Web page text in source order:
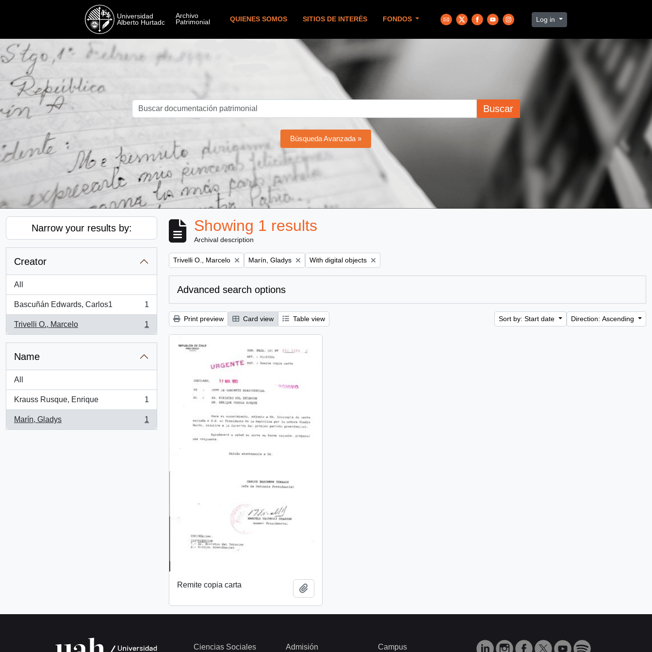
QUIENES SOMOS SITIOS DE INTERÉS FONDOS Log in
Buscar
Búsqueda Avanzada »
Narrow your results by:
Creator
All
Bascuñán Edwards, Carlos1
, 1 results
1
Trivelli O., Marcelo
, 1 results
1
Name
All
Krauss Rusque, Enrique
, 1 results
1
Marín, Gladys
, 1 results
1
Showing 1 results
Archival description
Remove filter:
Trivelli O., Marcelo Remove filter:
Marín, Gladys Remove filter:
With digital objects
Advanced search options
Print preview Card view Table view Sort by: Start date Direction: Ascending
Remite copia carta
Ciencias Sociales Admisión Campus